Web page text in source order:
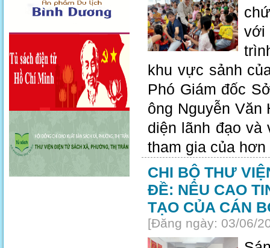
với
khu vực sảnh
Phó Giám đốc
ông Nguyễn Văn
diện lãnh đạo
tham gia của
CHI BỘ THƯ
ĐỀ: NÊU CAO
TẠO CỦA CÁN
[Đăng ngày: 03/06/